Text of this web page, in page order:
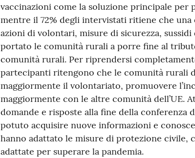
vaccinazioni come la soluzione principale per
mentre il 72% degli intervistati ritiene che una
azioni di volontari, misure di sicurezza,
portato le comunità rurali a porre fine al
comunità rurali. Per riprendersi
partecipanti ritengono che le comunità rurali
maggiormente il volontariato, promuovere
maggiormente con le altre comunità dell’UE.
domande e risposte alla fine della conferenza
potuto acquisire nuove informazioni e
hanno adattato le misure di protezione civile,
adattate per superare la pandemia.